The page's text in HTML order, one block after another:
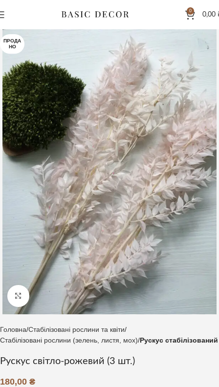
0
0,00
ПРОДА
НО
Клацніть, щоб збільшити
Головна Стабілізовані рослини та квіти
Стабілізовані рослини (зелень, листя, мох) Рускус стабілізований
Рускус світло-рожевий (3 шт.)
180,00 ₴